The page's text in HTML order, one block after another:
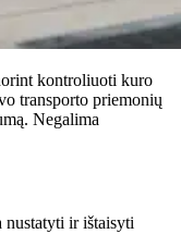
kontroliuoti kuro
transporto priemonių
Negalima
ir ištaisyti